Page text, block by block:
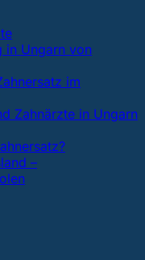
in Ungarn von
im
Zahnärzte in Ungarn
–